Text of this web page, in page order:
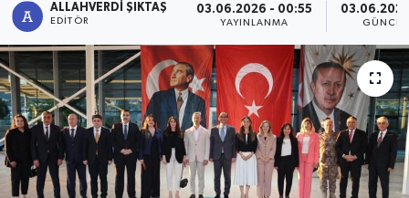
ALLAHVERDI ŞIKTAŞ
EDITÖR
03.06.2026 - 00:55
YAYINLANMA